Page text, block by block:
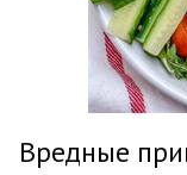
Вредные